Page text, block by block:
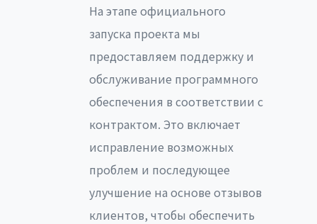
На этапе официального
запуска проекта мы
предоставляем поддержку и
обслуживание программного
обеспечения в соответствии с
контрактом. Это включает
исправление возможных
проблем и последующее
улучшение на основе отзывов
клиентов, чтобы обеспечить